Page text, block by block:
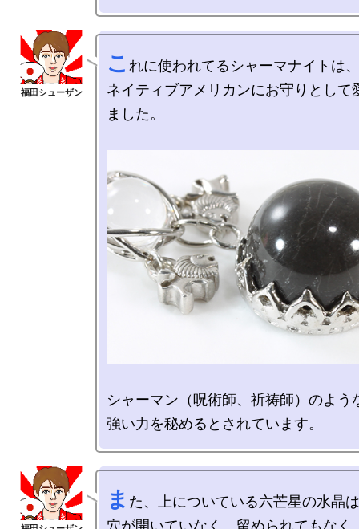
こ れに使われてるシャーマナイトは、
ネイティブアメリカンにお守りとして
ました。
シャーマン（呪術師、祈祷師）のよう
ま た、上についている六芒星の水晶
穴が開いていなく、留められてもなく